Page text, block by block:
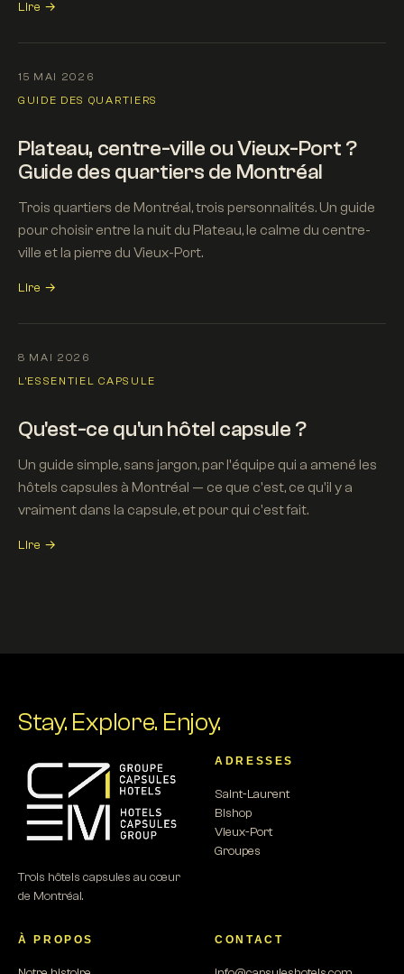
Lire →
15 MAI 2026
GUIDE DES QUARTIERS
Plateau, centre-ville ou Vieux-Port ?
Guide des quartiers de Montréal
Trois quartiers de Montréal, trois personnalités. Un guide
pour choisir entre la nuit du Plateau, le calme du centre-
ville et la pierre du Vieux-Port.
Lire →
8 MAI 2026
L'ESSENTIEL CAPSULE
Qu'est-ce qu'un hôtel capsule ?
Un guide simple, sans jargon, par l'équipe qui a amené les
hôtels capsules à Montréal — ce que c'est, ce qu'il y a
vraiment dans la capsule, et pour qui c'est fait.
Lire →
Stay. Explore. Enjoy.
Trois hôtels capsules au cœur
de Montréal.
ADRESSES
Saint-Laurent
Bishop
Vieux-Port
Groupes
À PROPOS CONTACT